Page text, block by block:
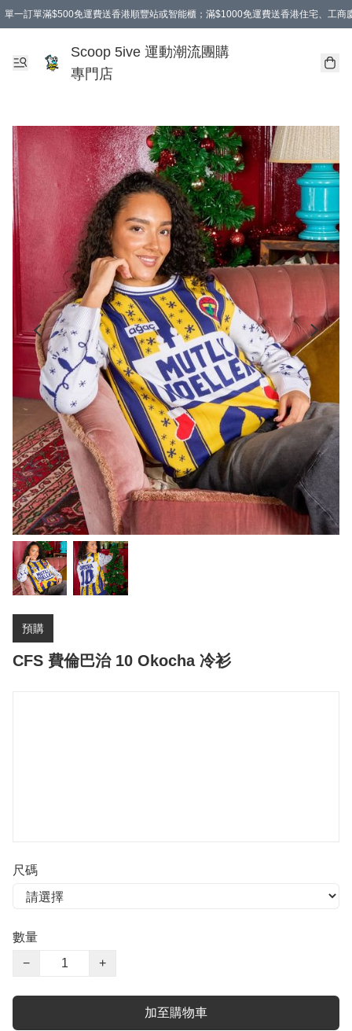
單一訂單滿$500免運費送香港順豐站或智能櫃；滿$1000免運費送香港住宅、工商
Scoop 5ive 運動潮流團購
專門店
預購
CFS 費倫巴治 10 Okocha 冷衫
尺碼
數量
−
+
加至購物車